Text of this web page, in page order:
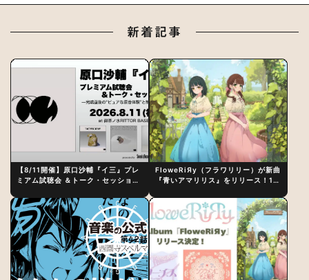
新着記事
【8/11開催】原口沙輔『イ三』プレ
ミアム試聴会 ＆トーク・セッション
制作秘話
FloweRiЯy（フラワリリー）が新曲
『青いアマリリス』をリリース！1st